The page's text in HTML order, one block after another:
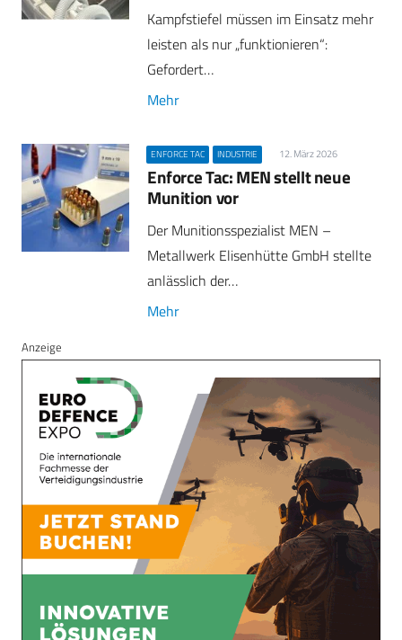
Kampfstiefel müssen im Einsatz mehr
leisten als nur „funktionieren“:
Gefordert…
Mehr
ENFORCE TAC INDUSTRIE 12. März 2026
Enforce Tac: MEN stellt neue
Munition vor
Der Munitionsspezialist MEN –
Metallwerk Elisenhütte GmbH stellte
anlässlich der…
Mehr
Anzeige